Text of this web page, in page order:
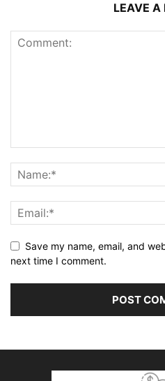
LEAVE A
Save my name, email, and
next time I comment.